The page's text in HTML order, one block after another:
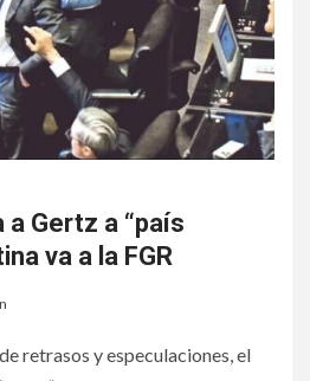
a Gertz a “país
va a la FGR
retrasos y especulaciones, el